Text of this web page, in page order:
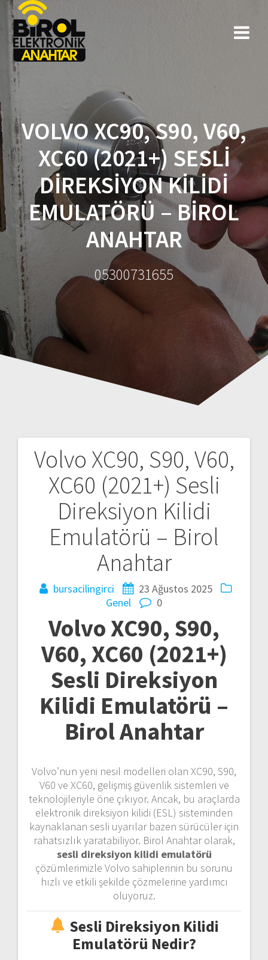
VOLVO XC90, S90, V60,
XC60 (2021+) SESLI
DIREKSIYON KILIDI
EMULATÖRÜ – BIROL
ANAHTAR
05300731655
Volvo XC90, S90, V60,
XC60 (2021+) Sesli
Direksiyon Kilidi
Emulatörü – Birol
Anahtar
bursacilingirci
23 Ağustos 2025
Genel
0
Volvo XC90, S90,
V60, XC60 (2021+)
Sesli Direksiyon
Kilidi Emulatörü –
Birol Anahtar
Volvo’nun yeni nesil modelleri olan XC90, S90,
V60 ve XC60, gelişmiş güvenlik sistemleri ve
teknolojileriyle öne çıkıyor. Ancak, bu araçlarda
elektronik direksiyon kilidi (ESL) sisteminden
kaynaklanan sesli uyarılar bazen sürücüler için
rahatsızlık yaratabiliyor. Birol Anahtar olarak,
sesli direksiyon kilidi emulatörü
çözümlerimizle Volvo sahiplerinin bu sorunu
hızlı ve etkili şekilde çözmelerine yardımcı
oluyoruz.
Sesli Direksiyon Kilidi
Emulatörü Nedir?